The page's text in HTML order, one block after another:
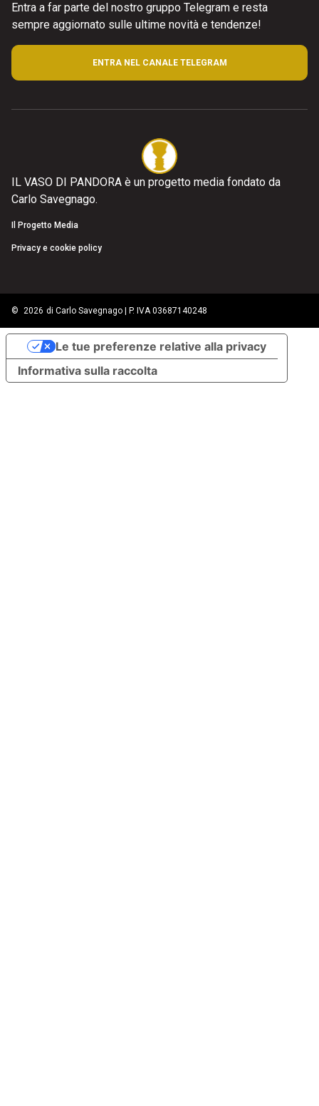
Entra a far parte del nostro gruppo Telegram e resta
sempre aggiornato sulle ultime novità e tendenze!
ENTRA NEL CANALE TELEGRAM
IL VASO DI PANDORA è un progetto media fondato da
Carlo Savegnago.
Il Progetto Media
Privacy e cookie policy
© 2026 di Carlo Savegnago | P. IVA 03687140248
Informativa sulla raccolta
Le tue preferenze relative alla privacy